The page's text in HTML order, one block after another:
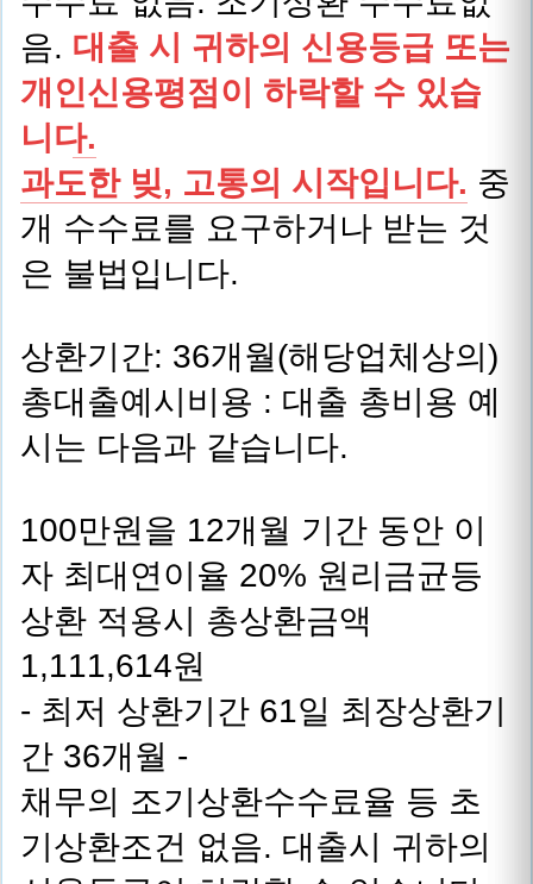
음. 대출 시 귀하의 신용등급 또는
개인신용평점이 하락할 수 있습
니다.
과도한 빚, 고통의 시작입니다. 중
개 수수료를 요구하거나 받는 것
은 불법입니다.
상환기간: 36개월(해당업체상의)
총대출예시비용 : 대출 총비용 예
시는 다음과 같습니다.
100만원을 12개월 기간 동안 이
자 최대연이율 20% 원리금균등
상환 적용시 총상환금액
1,111,614원
- 최저 상환기간 61일 최장상환기
간 36개월 -
채무의 조기상환수수료율 등 초
기상환조건 없음. 대출시 귀하의